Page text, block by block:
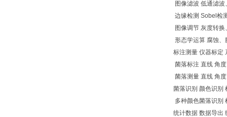
图像滤波 低通滤波
边缘检测 Sobel检
图像调节 灰度转换
形态学运算 腐蚀、
标注测量 仪器标定
菌落标注 直线 角度
菌落测量 直线 角度
菌落识别 颜色识别
多种颜色菌落识别
统计数据 数据导出